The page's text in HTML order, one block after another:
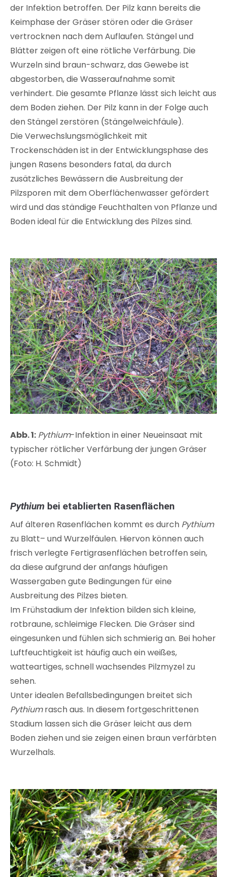
der Infektion betroffen. Der Pilz kann bereits die
Keimphase der Gräser stören oder die Gräser
vertrocknen nach dem Auflaufen. Stängel und
Blätter zeigen oft eine rötliche Verfärbung. Die
Wurzeln sind braun-schwarz, das Gewebe ist
abgestorben, die Wasseraufnahme somit
verhindert. Die gesamte Pflanze lässt sich leicht aus
dem Boden ziehen. Der Pilz kann in der Folge auch
den Stängel zerstören (Stängelweichfäule).
Die Verwechslungsmöglichkeit mit
Trockenschäden ist in der Entwicklungsphase des
jungen Rasens besonders fatal, da durch
zusätzliches Bewässern die Ausbreitung der
Pilzsporen mit dem Oberflächenwasser gefördert
wird und das ständige Feuchthalten von Pflanze und
Boden ideal für die Entwicklung des Pilzes sind.
Abb. 1: Pythium-Infektion in einer Neueinsaat mit
typischer rötlicher Verfärbung der jungen Gräser
(Foto: H. Schmidt)
Pythium bei etablierten Rasenflächen
Auf älteren Rasenflächen kommt es durch Pythium
zu Blatt– und Wurzelfäulen. Hiervon können auch
frisch verlegte Fertigrasenflächen betroffen sein,
da diese aufgrund der anfangs häufigen
Wassergaben gute Bedingungen für eine
Ausbreitung des Pilzes bieten.
Im Frühstadium der Infektion bilden sich kleine,
rotbraune, schleimige Flecken. Die Gräser sind
eingesunken und fühlen sich schmierig an. Bei hoher
Luftfeuchtigkeit ist häufig auch ein weißes,
watteartiges, schnell wachsendes Pilzmyzel zu
sehen.
Unter idealen Befallsbedingungen breitet sich
Pythiumrasch aus. In diesem fortgeschrittenen
Stadium lassen sich die Gräser leicht aus dem
Boden ziehen und sie zeigen einen braun verfärbten
Wurzelhals.